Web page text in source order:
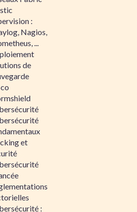
:
Nagios,
...
de
et
: